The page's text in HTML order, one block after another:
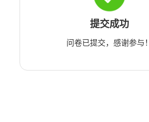
提交成功
问卷已提交，感谢参与！